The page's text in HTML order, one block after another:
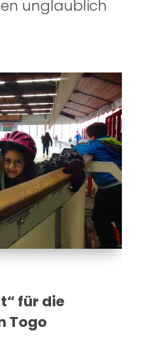
unglaublich
für die
Togo